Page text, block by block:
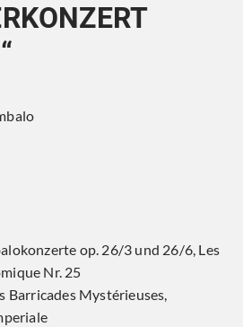
op. 26/3 und 26/6, Les
Nr. 25
Barricades Mystérieuses,